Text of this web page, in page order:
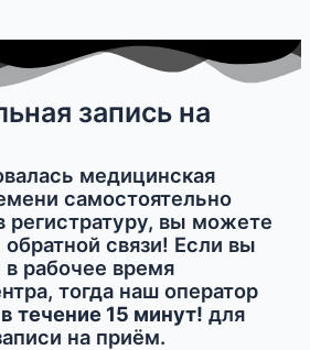
запись на
медицинская
самостоятельно
регистратуру, вы можете
связи! Если вы
в рабочее время
тогда наш оператор
в течение 15 минут! для
на приём.